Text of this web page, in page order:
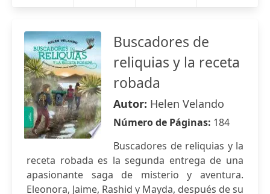
Buscadores de
reliquias y la receta
robada
Autor: Helen Velando
Número de Páginas: 184
Buscadores de reliquias y la
receta robada es la segunda entrega de una
apasionante saga de misterio y aventura.
Eleonora, Jaime, Rashid y Mayda, después de su